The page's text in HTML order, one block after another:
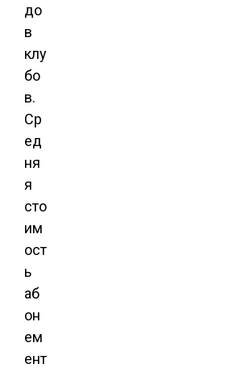
до
в
клу
бо
в.
Ср
ед
ня
я
сто
им
ост
ь
аб
он
ем
ент